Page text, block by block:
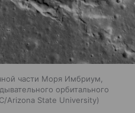
части Моря Имбриум,
орбитального
Arizona State University